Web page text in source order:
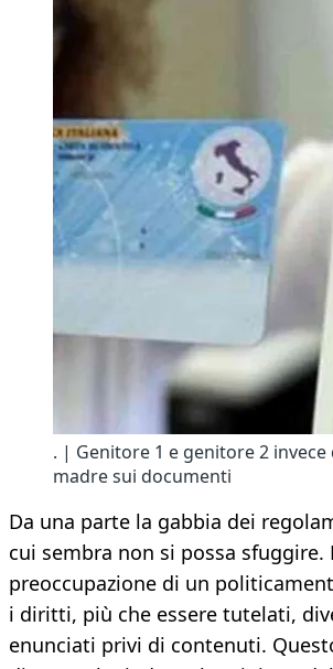
. | Genitore 1 e genitore 2 invece
madre sui documenti
Da una parte la gabbia dei
cui sembra non si possa sfuggire.
preoccupazione di un
i diritti, più che essere tutelati,
enunciati privi di contenuti.